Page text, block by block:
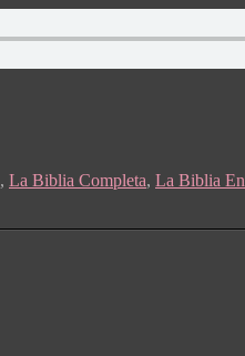
, La Biblia Completa, La Biblia